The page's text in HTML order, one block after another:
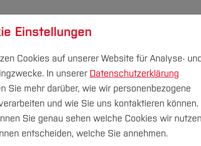
Forschung & Transfer
Kollegium Lehrbeauftragte
Einstellungen
Cookies auf unserer Website für Analyse- und
In unserer Datenschutzerklärung
Sie mehr darüber, wie wir personenbezogene
und wie Sie uns kontaktieren können.
Sie genau sehen welche Cookies wir nutzen
entscheiden, welche Sie annehmen.